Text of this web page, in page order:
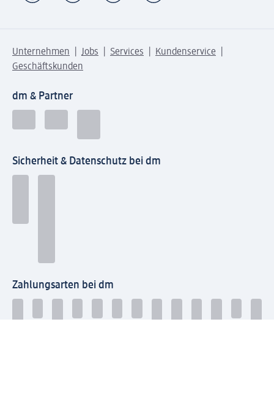
Unternehmen Jobs Services
Kundenservice
Geschäftskunden
dm & Partner
Sicherheit & Datenschutz bei dm
Zahlungsarten bei dm